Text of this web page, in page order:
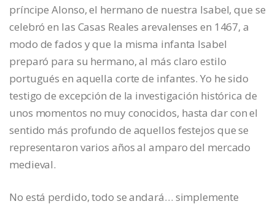
príncipe Alonso, el hermano de nuestra Isabel, que se
celebró en las Casas Reales arevalenses en 1467, a
modo de fados y que la misma infanta Isabel
preparó para su hermano, al más claro estilo
portugués en aquella corte de infantes. Yo he sido
testigo de excepción de la investigación histórica de
unos momentos no muy conocidos, hasta dar con el
sentido más profundo de aquellos festejos que se
representaron varios años al amparo del mercado
medieval.
No está perdido, todo se andará… simplemente